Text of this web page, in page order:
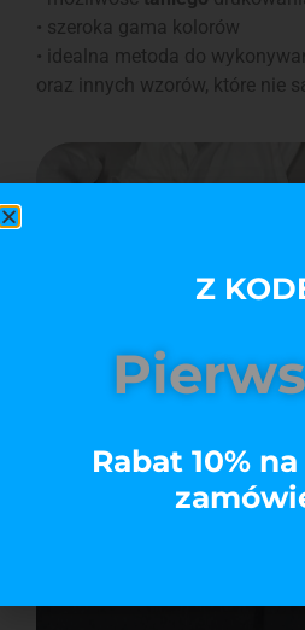
• szeroka gama kolorów
• idealna metoda do
oraz innych wzorów, które nie
Z
Rabat 10%